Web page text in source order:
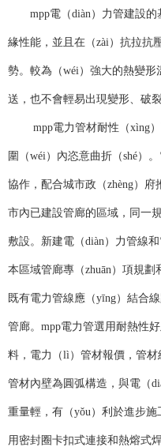
mpp電（diàn）力管建設
緣性能，並且在（zài）抗拉抗
勢。較為（wéi）強大的熱變形
送，也不會輕易出現變形、破裂
mpp電力管材耐性（xìng）
圍（wéi）內恣意曲折（shé）
協作，配合城市政（zhèng）
市內已建設管廊的區域，同一
敷設。新建電（diàn）力管線
本區域管廊專（zhuān）項規劃
既有電力管線應（yīng）結合
管廊。mpp電力管選用耐熱性
料，電力（lì）管材報價，管材
管材內壁為圓弧構造，與電（
重量輕，有（yǒu）利於進步
用密封圈卡扣式連接和熱熔式